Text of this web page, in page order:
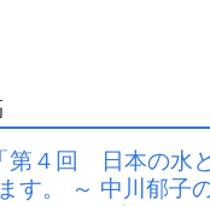
第４回 日本の水と
す。 ～ 中川郁子